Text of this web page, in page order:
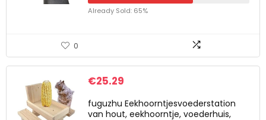
Already Sold: 65%
0
€25.29
fuguzhu Eekhoorntjesvoederstation
van hout, eekhoorntje, voederhuis,